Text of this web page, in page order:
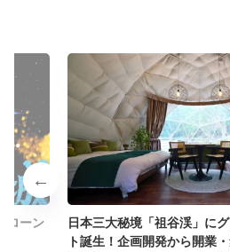
ローン
日本三大秘境「祖谷渓」に
ト誕生！企画開発から開業